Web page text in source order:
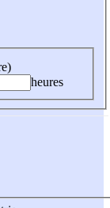
heures